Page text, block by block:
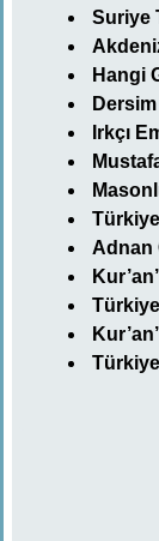
Suriye
Hangi
Irkçı
Adnan